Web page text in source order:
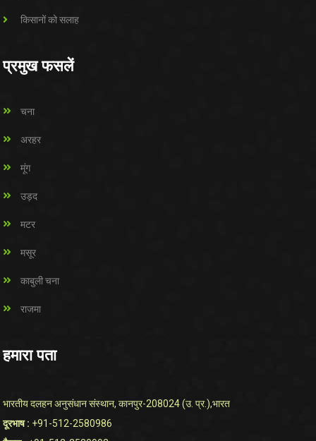
किसानों को सलाह
प्रमुख फसलें
चना
अरहर
मूंग
उड़द
मटर
मसूर
काबुली चना
राजमा
हमारा पता
भारतीय दलहन अनुसंधान संस्थान, कानपुर-208024 (उ. प्र.),भारत
दूरभाष : +91-512-2580986